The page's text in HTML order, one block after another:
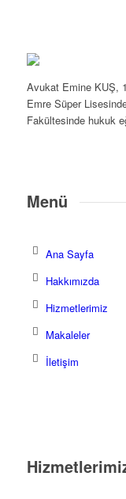
Avukat Emine KUŞ,
Emre Süper
Fakültesinde hukuk
Menü
Ana Sayfa
Hakkımızda
Hizmetlerimiz
Makaleler
İletişim